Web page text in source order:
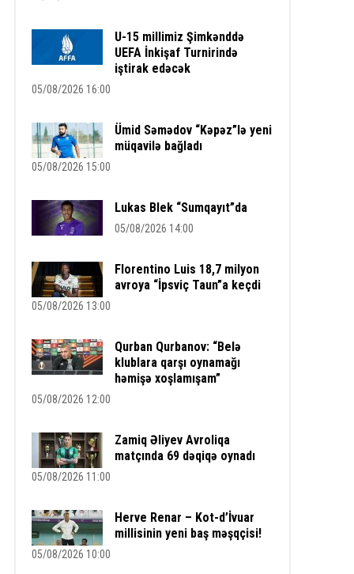
U-15 millimiz Şimkənddə
UEFA İnkişaf Turnirində
iştirak edəcək
05/08/2026 16:00
Ümid Səmədov “Kəpəz”lə yeni
müqavilə bağladı
05/08/2026 15:00
Lukas Blek “Sumqayıt”da
05/08/2026 14:00
Florentino Luis 18,7 milyon
avroya “İpsviç Taun”a keçdi
05/08/2026 13:00
Qurban Qurbanov: “Belə
klublara qarşı oynamağı
həmişə xoşlamışam”
05/08/2026 12:00
Zamiq Əliyev Avroliqa
matçında 69 dəqiqə oynadı
05/08/2026 11:00
Herve Renar – Kot-d’İvuar
millisinin yeni baş məşqçisi!
05/08/2026 10:00